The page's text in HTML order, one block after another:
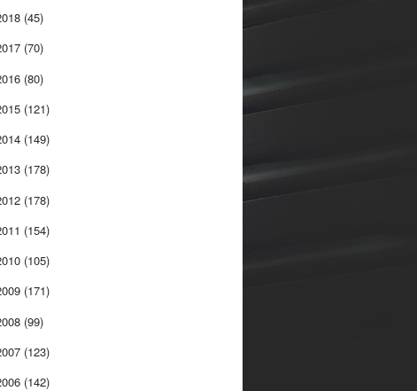
(45)
(70)
(80)
(121)
(149)
(178)
(178)
(154)
(105)
(171)
(99)
(123)
(142)